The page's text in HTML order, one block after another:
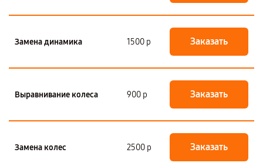
Замена динамика 1500 р Заказать
Выравнивание колеса 900 р Заказать
Замена колес 2500 р Заказать